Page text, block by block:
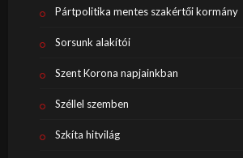
Pártpolitika mentes szakértői kormány
Sorsunk alakítói
Szent Korona napjainkban
Széllel szemben
Szkíta hitvilág